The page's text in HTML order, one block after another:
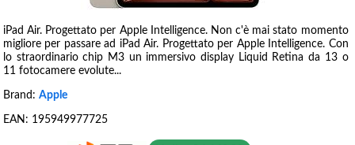
iPad Air. Progettato per Apple Intelligence. Non c'è mai stato momento
migliore per passare ad iPad Air. Progettato per Apple Intelligence. Con
lo straordinario chip M3 un immersivo display Liquid Retina da 13 o
11 fotocamere evolute...
Brand: Apple
EAN: 195949977725